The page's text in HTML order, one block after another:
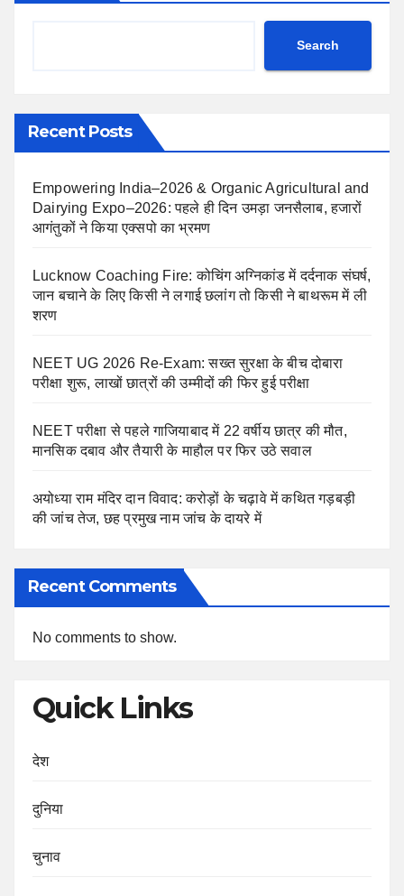
Search
Recent Posts
Empowering India–2026 & Organic Agricultural and
Dairying Expo–2026: पहले ही दिन उमड़ा जनसैलाब, हजारों
आगंतुकों ने किया एक्सपो का भ्रमण
Lucknow Coaching Fire: कोचिंग अग्निकांड में दर्दनाक संघर्ष,
जान बचाने के लिए किसी ने लगाई छलांग तो किसी ने बाथरूम में ली
शरण
NEET UG 2026 Re-Exam: सख्त सुरक्षा के बीच दोबारा
परीक्षा शुरू, लाखों छात्रों की उम्मीदों की फिर हुई परीक्षा
NEET परीक्षा से पहले गाजियाबाद में 22 वर्षीय छात्र की मौत,
मानसिक दबाव और तैयारी के माहौल पर फिर उठे सवाल
अयोध्या राम मंदिर दान विवाद: करोड़ों के चढ़ावे में कथित गड़बड़ी
की जांच तेज, छह प्रमुख नाम जांच के दायरे में
Recent Comments
No comments to show.
Quick Links
देश
दुनिया
चुनाव